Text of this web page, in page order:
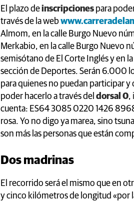
El plazo deinscripciones para
través de la web
Almom, en la calle Burgo Nuevo
Merkabio, en la calle Burgo Nuevo
semisótano de El Corte Inglés y en
sección de Deportes. Serán 6.000
para quienes no puedan participar
poder hacerlo a través del dorsal 0,
cuenta: ES64 3085 0220 1426
rosa. Yo no digo ya marea, sino
son más las personas que están
Dos madrinas
El recorrido será el mismo que en
y cinco kilómetros de longitud «por